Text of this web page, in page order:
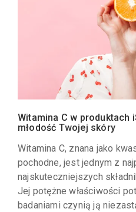
Witamina C w produktach
młodość Twojej skóry
Witamina C, znana jako
pochodne, jest jednym z
najskuteczniejszych
Jej potężne właściwości
badaniami czynią ją